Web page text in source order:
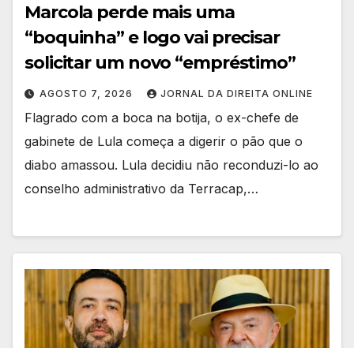
Marcola perde mais uma
“boquinha” e logo vai precisar
solicitar um novo “empréstimo”
AGOSTO 7, 2026 JORNAL DA DIREITA ONLINE
Flagrado com a boca na botija, o ex-chefe de
gabinete de Lula começa a digerir o pão que o
diabo amassou. Lula decidiu não reconduzi-lo ao
conselho administrativo da Terracap,…